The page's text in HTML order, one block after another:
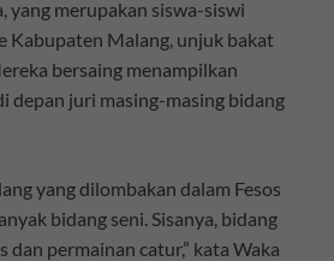
yang merupakan siswa-siswi
Kabupaten Malang, unjuk bakat
bersaing menampilkan
depan juri masing-masing bidang
yang dilombakan dalam Fesos
bidang seni. Sisanya, bidang
dan permainan catur,” kata Waka